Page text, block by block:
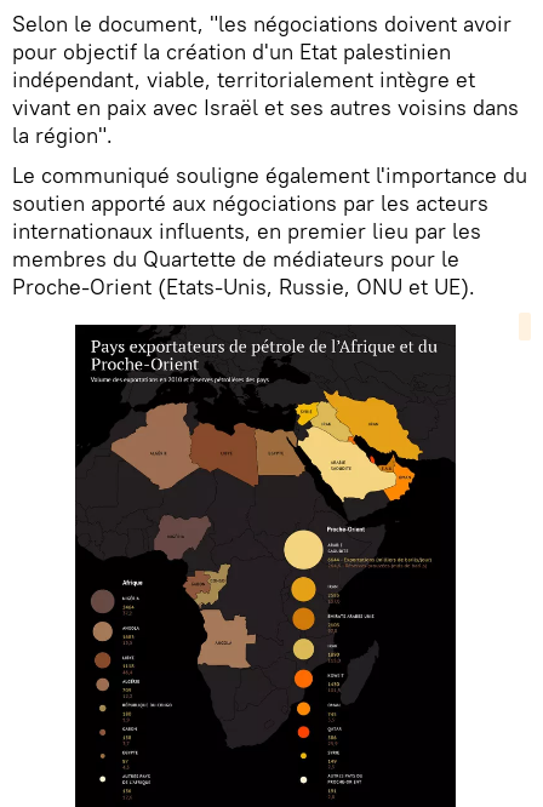
Selon le document, "les négociations doivent avoir
pour objectif la création d'un Etat palestinien
indépendant, viable, territorialement intègre et
vivant en paix avec Israël et ses autres voisins dans
la région".
Le communiqué souligne également l'importance du
soutien apporté aux négociations par les acteurs
internationaux influents, en premier lieu par les
membres du Quartette de médiateurs pour le
Proche-Orient (Etats-Unis, Russie, ONU et UE).